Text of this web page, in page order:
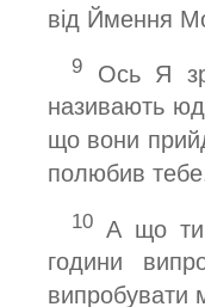
від Ймення
9 Ось Я
називають
що вони
полюбив
10 А що ти
години
випробувати